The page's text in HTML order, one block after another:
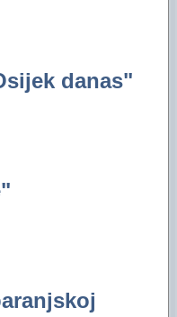
danas"